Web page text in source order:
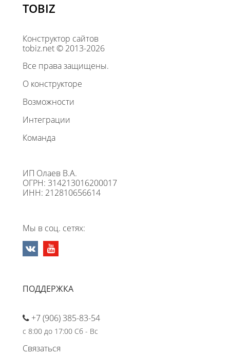
TOBIZ
Конструктор сайтов
tobiz.net © 2013-2026
Все права защищены.
О конструкторе
Возможности
Интеграции
Команда
ИП Олаев В.А.
ОГРН: 314213016200017
ИНН: 212810656614
Мы в соц. сетях:
ПОДДЕРЖКА
+7 (906) 385-83-54
с 8:00 до 17:00 Сб - Вс
Связаться